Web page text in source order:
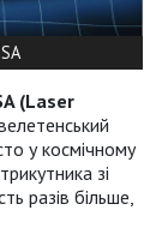
(Laser
у космічному
зі
разів більше,